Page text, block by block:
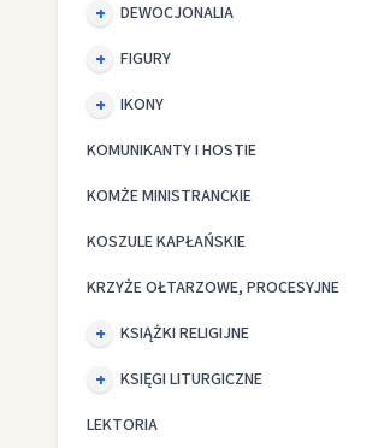
DEWOCJONALIA
FIGURY
IKONY
KOMUNIKANTY I HOSTIE
KOMŻE MINISTRANCKIE
KOSZULE KAPŁAŃSKIE
KRZYŻE OŁTARZOWE, PROCESYJNE
KSIĄŻKI RELIGIJNE
KSIĘGI LITURGICZNE
LEKTORIA